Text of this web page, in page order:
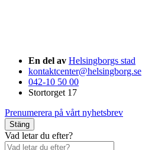
En del av Helsingborgs stad
kontaktcenter@helsingborg.se
042-10 50 00
Stortorget 17
Prenumerera på vårt nyhetsbrev
Stäng
Vad letar du efter?